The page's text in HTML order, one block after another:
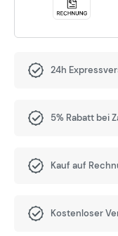
24h
5% Rabatt bei
Kauf auf
Kostenloser